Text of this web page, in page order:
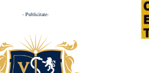
- Publicitate-